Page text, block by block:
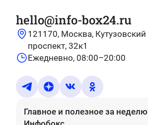
hello@info-box24.ru
121170, Москва, Кутузовский
проспект, 32к1
Ежедневно, 08:00–20:00
Главное и полезное за неделю